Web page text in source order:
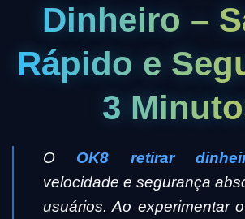
Dinheiro –
Rápido e
3
O OK8 retirar
velocidade e segurança
usuários. Ao experimentar o